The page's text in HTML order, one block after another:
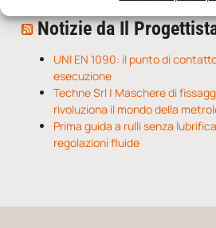
Notizie da Il
UNI EN 1090: il punto di
esecuzione
Techne Srl | Maschere di
rivoluziona il mondo della
Prima guida a rulli senza
regolazioni fluide